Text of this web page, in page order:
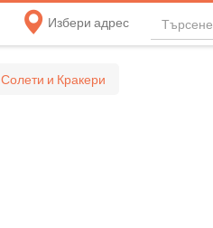
Избери адрес
Солети и Кракери